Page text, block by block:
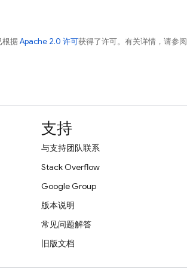
根据Apache 2.0 许可获得了许可。有关详情，请参阅
支持
与支持团队联系
Stack Overflow
Google Group
版本说明
常见问题解答
旧版文档